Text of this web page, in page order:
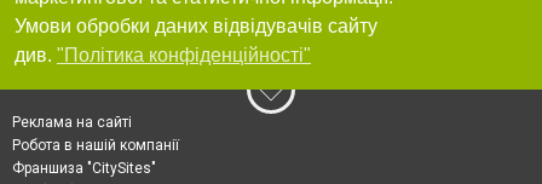
Умови обробки даних відвідувачів сайту
див. "Політика конфіденційності"
Реклама на сайті
Робота в нашій компанії
Франшиза "CitySites"